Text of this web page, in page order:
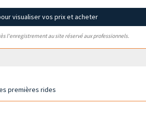
visualiser vos prix et acheter
l'enregistrement au site réservé aux professionnels.
premières rides